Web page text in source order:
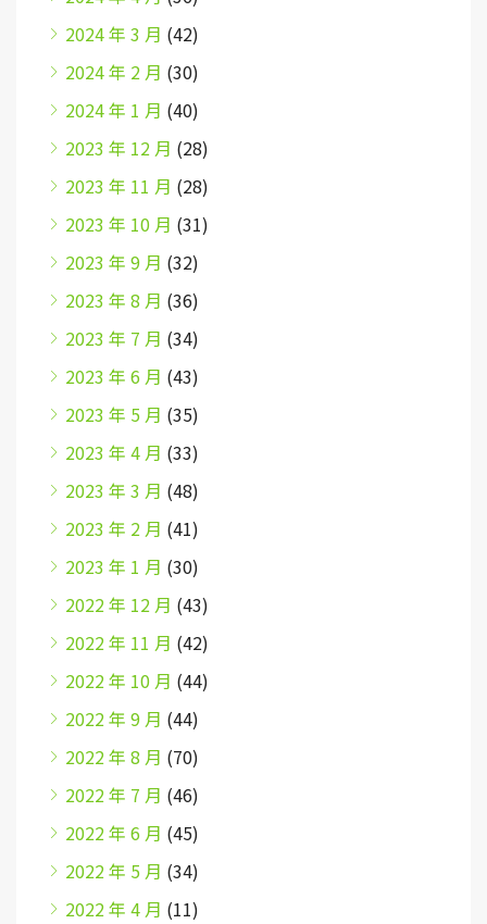
2024 年 3 月 (42)
2024 年 2 月 (30)
2024 年 1 月 (40)
2023 年 12 月 (28)
2023 年 11 月 (28)
2023 年 10 月 (31)
2023 年 9 月 (32)
2023 年 8 月 (36)
2023 年 7 月 (34)
2023 年 6 月 (43)
2023 年 5 月 (35)
2023 年 4 月 (33)
2023 年 3 月 (48)
2023 年 2 月 (41)
2023 年 1 月 (30)
2022 年 12 月 (43)
2022 年 11 月 (42)
2022 年 10 月 (44)
2022 年 9 月 (44)
2022 年 8 月 (70)
2022 年 7 月 (46)
2022 年 6 月 (45)
2022 年 5 月 (34)
2022 年 4 月 (11)